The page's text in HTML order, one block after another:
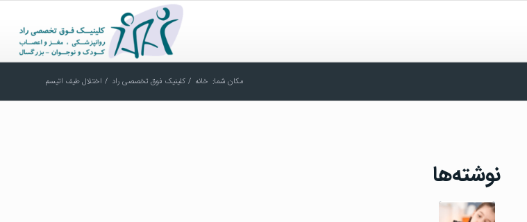
مکان شما: خانه / کلینیک فوق تخصصی راد / اختلال طیف اتیسم
نوشته‌ها